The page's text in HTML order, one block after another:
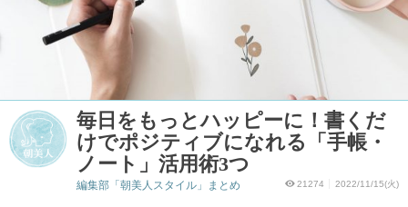
毎日をもっとハッピーに！書くだ
けでポジティブになれる「手帳・
ノート」活用術3つ
21274 2022/11/15(火)
編集部「朝美人スタイル」まとめ